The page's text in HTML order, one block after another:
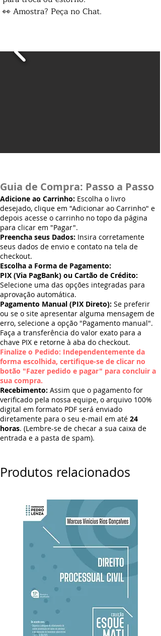
👀 Amostra? Peça no Chat.
Guia de Compra: Passo a Passo
Adicione ao Carrinho: Escolha o livro
desejado, clique em "Adicionar ao Carrinho" e
depois acesse o carrinho no topo da página
para clicar em "Pagar".
Preencha seus Dados: Insira corretamente
seus dados de envio e contato na tela de
checkout.
Escolha a Forma de Pagamento:
PIX (Via PagBank) ou Cartão de Crédito:
Selecione uma das opções integradas para
aprovação automática.
Pagamento Manual (PIX Direto): Se preferir
ou se o site apresentar alguma mensagem de
erro, selecione a opção "Pagamento manual".
Faça a transferência do valor exato para a
chave PIX e retorne à aba do checkout.
Finalize o Pedido: Independentemente da
forma escolhida, certifique-se de clicar no
botão "Fazer pedido e pagar" para concluir a
sua compra.
Recebimento: Assim que o pagamento for
verificado pela nossa equipe, o arquivo 100%
digital em formato PDF será enviado
diretamente para o seu e-mail em até 24
horas. (Lembre-se de checar a sua caixa de
entrada e a pasta de spam).
Produtos relacionados